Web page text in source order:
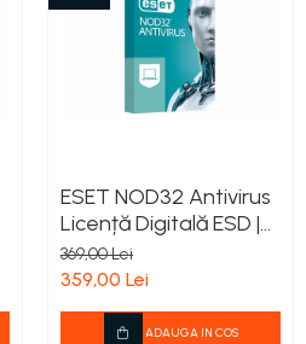
ESET NOD32 Antivirus
Licență Digitală ESD |
Antivirus PC Windows |
Protecție Anti-
369,00 Lei
359,00 Lei
ADAUGA IN COS